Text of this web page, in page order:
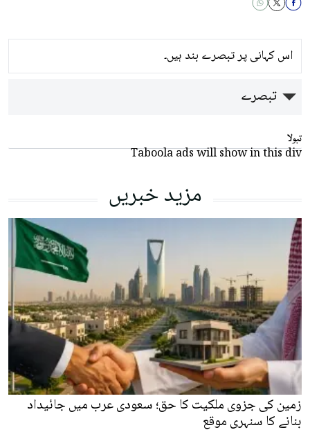
اس کہانی پر تبصرے بند ہیں۔
تبصرے
تبولا
Taboola ads will show in this div
مزید خبریں
زمین کی جزوی ملکیت کا حق؛ سعودی عرب میں جائیداد
بنانے کا سنہری موقع